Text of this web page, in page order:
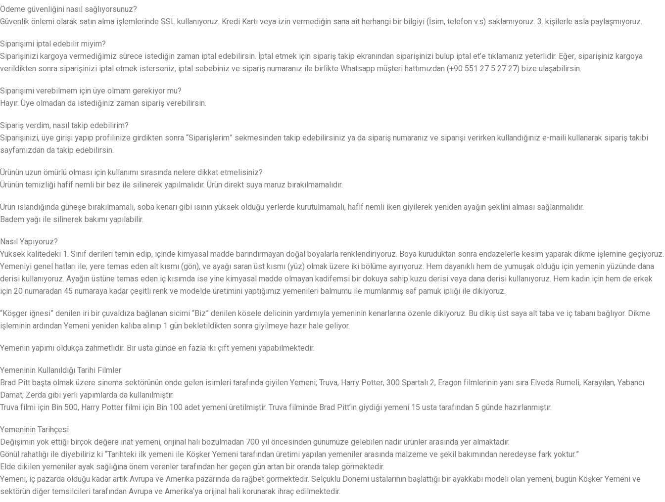
Ödeme güvenliğini nasıl sağlıyorsunuz?
Güvenlik önlemi olarak satın alma işlemlerinde SSL kullanıyoruz. Kredi Kartı veya izin vermediğin sana ait herhangi bir bilgiyi (İsim, telefon v.s) saklamıyoruz. 3. kişilerle asla paylaşmıyoruz.
Siparişimi iptal edebilir miyim?
Siparişinizi kargoya vermediğimiz sürece istediğin zaman iptal edebilirsin. İptal etmek için sipariş takip ekranından siparişinizi bulup iptal et’e tıklamanız yeterlidir. Eğer, siparişiniz kargoya
verildikten sonra siparişinizi iptal etmek isterseniz, iptal sebebiniz ve sipariş numaranız ile birlikte Whatsapp müşteri hattımızdan (+90 551 27 5 27 27) bize ulaşabilirsin.
Siparişimi verebilmem için üye olmam gerekiyor mu?
Hayır. Üye olmadan da istediğiniz zaman sipariş verebilirsin.
Sipariş verdim, nasıl takip edebilirim?
Siparişinizi, üye girişi yapıp profilinize girdikten sonra “Siparişlerim” sekmesinden takip edebilirsiniz ya da sipariş numaranız ve siparişi verirken kullandığınız e-maili kullanarak sipariş takibi
sayfamızdan da takip edebilirsin.
Ürünün uzun ömürlü olması için kullanımı sırasında nelere dikkat etmelisiniz?
Ürünün temizliği hafif nemli bir bez ile silinerek yapılmalıdır. Ürün direkt suya maruz bırakılmamalıdır.
Ürün ıslandığında güneşe bırakılmamalı, soba kenarı gibi ısının yüksek olduğu yerlerde kurutulmamalı, hafif nemli iken giyilerek yeniden ayağın şeklini alması sağlanmalıdır.
Badem yağı ile silinerek bakımı yapılabilir.
Nasıl Yapıyoruz?
Yüksek kalitedeki 1. Sınıf derileri temin edip, içinde kimyasal madde barındırmayan doğal boyalarla renklendiriyoruz. Boya kuruduktan sonra endazelerle kesim yaparak dikme işlemine geçiyoruz.
Yemeniyi genel hatları ile; yere temas eden alt kısmı (gön), ve ayağı saran üst kısmı (yüz) olmak üzere iki bölüme ayırıyoruz. Hem dayanıklı hem de yumuşak olduğu için yemenin yüzünde dana
derisi kullanıyoruz. Ayağın üstüne temas eden iç kısımda ise yine kimyasal madde olmayan kadifemsi bir dokuya sahip kuzu derisi veya dana derisi kullanıyoruz. Hem kadın için hem de erkek
için 20 numaradan 45 numaraya kadar çeşitli renk ve modelde üretimini yaptığımız yemenileri balmumu ile mumlanmış saf pamuk ipliği ile dikiyoruz.
“Köşger iğnesi” denilen iri bir çuvaldıza bağlanan sicimi “Biz” denilen kösele delicinin yardımıyla yemeninin kenarlarına özenle dikiyoruz. Bu dikiş üst saya alt taba ve iç tabanı bağlıyor. Dikme
işleminin ardından Yemeni yeniden kalıba alınıp 1 gün bekletildikten sonra giyilmeye hazır hale geliyor.
Yemenin yapımı oldukça zahmetlidir. Bir usta günde en fazla iki çift yemeni yapabilmektedir.
Yemeninin Kullanıldığı Tarihi Filmler
Brad Pitt başta olmak üzere sinema sektörünün önde gelen isimleri tarafında giyilen Yemeni; Truva, Harry Potter, 300 Spartalı 2, Eragon filmlerinin yanı sıra Elveda Rumeli, Karayılan, Yabancı
Damat, Zerda gibi yerli yapımlarda da kullanılmıştır.
Truva filmi için Bin 500, Harry Potter filmi için Bin 100 adet yemeni üretilmiştir. Truva filminde Brad Pitt’in giydiği yemeni 15 usta tarafından 5 günde hazırlanmıştır.
Yemeninin Tarihçesi
Değişimin yok ettiği birçok değere inat yemeni, orijinal hali bozulmadan 700 yıl öncesinden günümüze gelebilen nadir ürünler arasında yer almaktadır.
Gönül rahatlığı ile diyebiliriz ki “Tarihteki ilk yemeni ile Köşker Yemeni tarafından üretimi yapılan yemeniler arasında malzeme ve şekil bakımından neredeyse fark yoktur.”
Elde dikilen yemeniler ayak sağlığına önem verenler tarafından her geçen gün artan bir oranda talep görmektedir.
Yemeni, iç pazarda olduğu kadar artık Avrupa ve Amerika pazarında da rağbet görmektedir. Selçuklu Dönemi ustalarının başlattığı bir ayakkabı modeli olan yemeni, bugün Köşker Yemeni ve
sektörün diğer temsilcileri tarafından Avrupa ve Amerika’ya orijinal hali korunarak ihraç edilmektedir.